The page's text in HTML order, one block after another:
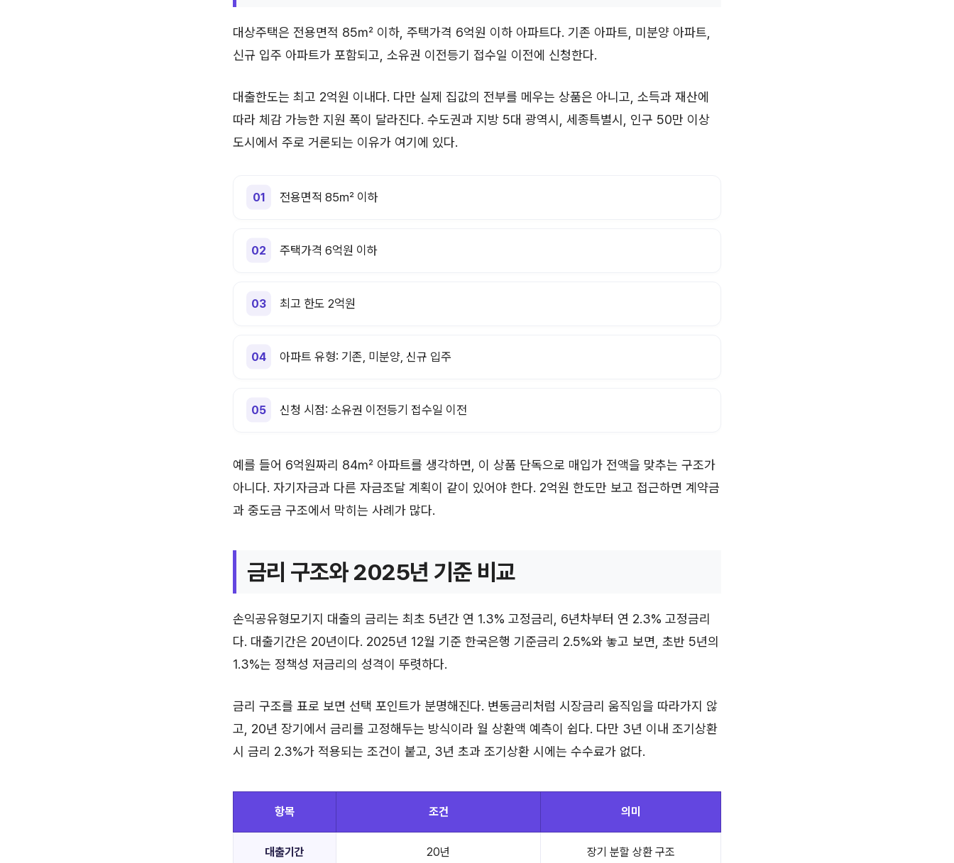
대상주택은 전용면적 85㎡ 이하, 주택가격 6억원 이하 아파트다. 기존 아파트, 미분양 아파트,
신규 입주 아파트가 포함되고, 소유권 이전등기 접수일 이전에 신청한다.
대출한도는 최고 2억원 이내다. 다만 실제 집값의 전부를 메우는 상품은 아니고, 소득과 재산에
따라 체감 가능한 지원 폭이 달라진다. 수도권과 지방 5대 광역시, 세종특별시, 인구 50만 이상
도시에서 주로 거론되는 이유가 여기에 있다.
전용면적 85㎡ 이하
주택가격 6억원 이하
최고 한도 2억원
아파트 유형: 기존, 미분양, 신규 입주
신청 시점: 소유권 이전등기 접수일 이전
예를 들어 6억원짜리 84㎡ 아파트를 생각하면, 이 상품 단독으로 매입가 전액을 맞추는 구조가
아니다. 자기자금과 다른 자금조달 계획이 같이 있어야 한다. 2억원 한도만 보고 접근하면 계약금
과 중도금 구조에서 막히는 사례가 많다.
금리 구조와 2025년 기준 비교
손익공유형모기지 대출의 금리는 최초 5년간 연 1.3% 고정금리, 6년차부터 연 2.3% 고정금리
다. 대출기간은 20년이다. 2025년 12월 기준 한국은행 기준금리 2.5%와 놓고 보면, 초반 5년의
1.3%는 정책성 저금리의 성격이 뚜렷하다.
금리 구조를 표로 보면 선택 포인트가 분명해진다. 변동금리처럼 시장금리 움직임을 따라가지 않
고, 20년 장기에서 금리를 고정해두는 방식이라 월 상환액 예측이 쉽다. 다만 3년 이내 조기상환
시 금리 2.3%가 적용되는 조건이 붙고, 3년 초과 조기상환 시에는 수수료가 없다.
항목 조건 의미
대출기간 20년 장기 분할 상환 구조